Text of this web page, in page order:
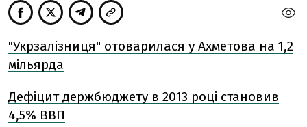
"Укрзалізниця" отоварилася у Ахметова на 1,2
мільярда
Дефіцит держбюджету в 2013 році становив
4,5% ВВП